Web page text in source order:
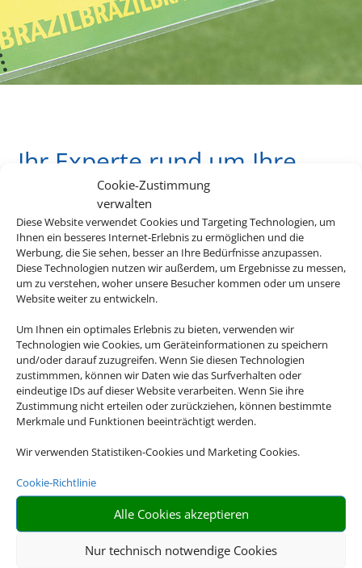
Cookie-Zustimmung
verwalten
Diese Website verwendet Cookies und Targeting Technologien, um
Ihnen ein besseres Internet-Erlebnis zu ermöglichen und die
Werbung, die Sie sehen, besser an Ihre Bedürfnisse anzupassen.
Diese Technologien nutzen wir außerdem, um Ergebnisse zu messen,
um zu verstehen, woher unsere Besucher kommen oder um unsere
Website weiter zu entwickeln.
Um Ihnen ein optimales Erlebnis zu bieten, verwenden wir
Technologien wie Cookies, um Geräteinformationen zu speichern
und/oder darauf zuzugreifen. Wenn Sie diesen Technologien
zustimmmen, können wir Daten wie das Surfverhalten oder
eindeutige IDs auf dieser Website verarbeiten. Wenn Sie ihre
Zustimmung nicht erteilen oder zurückziehen, können bestimmte
Merkmale und Funktionen beeinträchtigt werden.
Wir verwenden Statistiken-Cookies und Marketing Cookies.
Cookie-Richtlinie
Alle Cookies akzeptieren
Nur technisch notwendige Cookies
Ihr Experte rund um Ihre
Lieblingsevents.
Bei uns finden Sie Tickets für über 20.000 Events weltweit.
Egal ob Musicals, Konzerte, Opern oder Sportevents, wir
haben immer das Passende für Sie.
Z
Riesige Auswahl
Wählen Sie aus über 20.000 Events weltweit
Z
Genau mein Ding
Musicals, Opern, Konzerte, Sportevents – Bei uns finden Sie